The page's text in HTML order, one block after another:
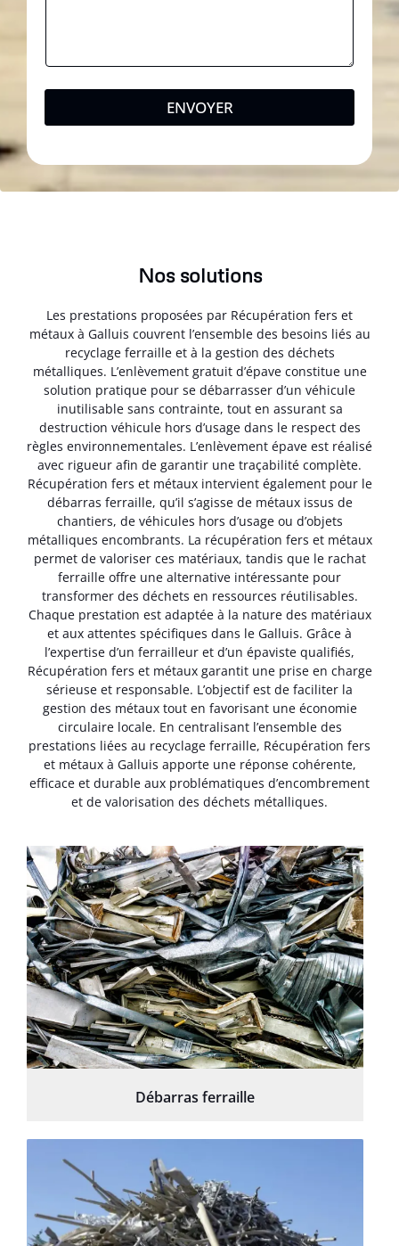
ENVOYER
Nos solutions
Les prestations proposées par Récupération fers et
métaux à Galluis couvrent l’ensemble des besoins liés au
recyclage ferraille et à la gestion des déchets
métalliques. L’enlèvement gratuit d’épave constitue une
solution pratique pour se débarrasser d’un véhicule
inutilisable sans contrainte, tout en assurant sa
destruction véhicule hors d’usage dans le respect des
règles environnementales. L’enlèvement épave est réalisé
avec rigueur afin de garantir une traçabilité complète.
Récupération fers et métaux intervient également pour le
débarras ferraille, qu’il s’agisse de métaux issus de
chantiers, de véhicules hors d’usage ou d’objets
métalliques encombrants. La récupération fers et métaux
permet de valoriser ces matériaux, tandis que le rachat
ferraille offre une alternative intéressante pour
transformer des déchets en ressources réutilisables.
Chaque prestation est adaptée à la nature des matériaux
et aux attentes spécifiques dans le Galluis. Grâce à
l’expertise d’un ferrailleur et d’un épaviste qualifiés,
Récupération fers et métaux garantit une prise en charge
sérieuse et responsable. L’objectif est de faciliter la
gestion des métaux tout en favorisant une économie
circulaire locale. En centralisant l’ensemble des
prestations liées au recyclage ferraille, Récupération fers
et métaux à Galluis apporte une réponse cohérente,
efficace et durable aux problématiques d’encombrement
et de valorisation des déchets métalliques.
Débarras ferraille